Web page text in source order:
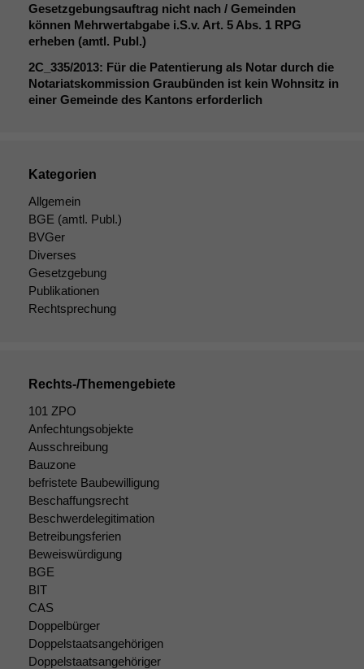
Gesetzgebungsauftrag nicht nach / Gemeinden
können Mehrwertabgabe i.S.v. Art. 5 Abs. 1 RPG
erheben (amtl. Publ.)
2C_335/2013: Für die Patentierung als Notar durch die
Notariatskommission Graubünden ist kein Wohnsitz in
einer Gemeinde des Kantons erforderlich
Kategorien
Allgemein
BGE (amtl. Publ.)
BVGer
Diverses
Gesetzgebung
Publikationen
Rechtsprechung
Rechts-/Themengebiete
101 ZPO
Anfechtungsobjekte
Ausschreibung
Bauzone
befristete Baubewilligung
Beschaffungsrecht
Beschwerdelegitimation
Betreibungsferien
Beweiswürdigung
BGE
BIT
CAS
Doppelbürger
Doppelstaatsangehörigen
Doppelstaatsangehöriger